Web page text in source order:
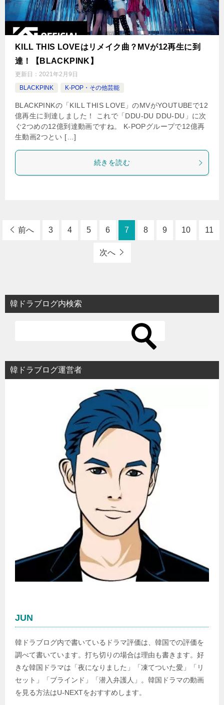
KILL THIS LOVEはリメイク曲？MVが12再生に到
達！【BLACKPINK】
更新日： 2021年2月9日
BLACKPINK
K-POP・その他芸能
BLACKPINKの「KILL THIS LOVE」のMVがYOUTUBEで12
億再生に到達しました！ これで「DDU-DU DDU-DU」に次
ぐ2つめの12億到達動画ですね。 K-POPグループで12億再
生動画2つとい […]
続きを読む
前へ 3 4 5 6 7 8 9 10 11
次へ
韓ドラブログ内検索
韓ドラブログ運営者
JUN
韓ドラブログ内で書いているドラマ評価は、韓国での評価を
調べて書いています。打ち切りの場合は理由も書きます。好
きな韓国ドラマは「夜になりました」「凍てついた愛」「リ
セット」「ブラインド」「潜入弁護人」。韓国ドラマの動画
を見る方法はU-NEXTをおすすめします。